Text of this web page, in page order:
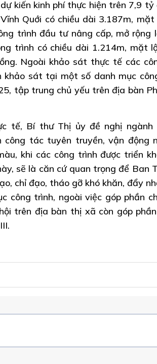
kiến kinh phí thực hiện trên 7,9
Quới có chiều dài 3.187m,
trình đầu tư nâng cấp, mở rộng
trình có chiều dài 1.214m, mặt
Ngoài khảo sát thực tế các
khảo sát tại một số danh mục
tập trung chủ yếu trên địa bàn
tế, Bí thư Thị ủy đề nghị ngành
công tác tuyên truyền, vận động
khi các công trình được triển
sẽ là căn cứ quan trọng để Ban
chỉ đạo, tháo gỡ khó khăn, đẩy
công trình, ngoài việc góp phần
trên địa bàn thị xã còn góp